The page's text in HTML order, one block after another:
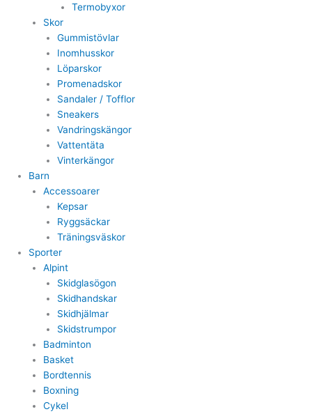
Termobyxor
Skor
Gummistövlar
Inomhusskor
Löparskor
Promenadskor
Sandaler / Tofflor
Sneakers
Vandringskängor
Vattentäta
Vinterkängor
Barn
Accessoarer
Kepsar
Ryggsäckar
Träningsväskor
Sporter
Alpint
Skidglasögon
Skidhandskar
Skidhjälmar
Skidstrumpor
Badminton
Basket
Bordtennis
Boxning
Cykel